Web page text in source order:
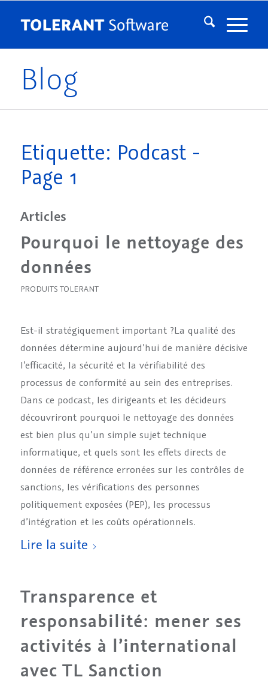
Blog
Etiquette: Podcast -
Page 1
Articles
Pourquoi le nettoyage des
données
PRODUITS TOLERANT
Est-il stratégiquement important ?La qualité des
données détermine aujourd’hui de manière décisive
l’efficacité, la sécurité et la vérifiabilité des
processus de conformité au sein des entreprises.
Dans ce podcast, les dirigeants et les décideurs
découvriront pourquoi le nettoyage des données
est bien plus qu’un simple sujet technique
informatique, et quels sont les effets directs de
données de référence erronées sur les contrôles de
sanctions, les vérifications des personnes
politiquement exposées (PEP), les processus
d’intégration et les coûts opérationnels.
Lire la suite
Transparence et
responsabilité: mener ses
activités à l’international
avec TL Sanction